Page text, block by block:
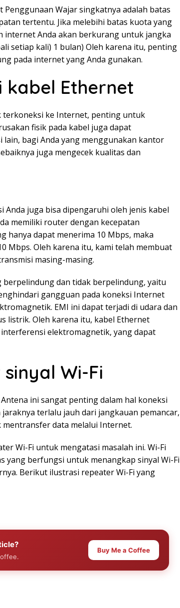
Penggunaan Wajar singkatnya adalah batas
tertentu. Jika melebihi batas kuota yang
internet Anda akan berkurang untuk jangka
setiap kali) 1 bulan) Oleh karena itu, penting
pada internet yang Anda gunakan.
kabel Ethernet
terkoneksi ke Internet, penting untuk
fisik pada kabel juga dapat
bagi Anda yang menggunakan kantor
juga mengecek kualitas dan
Anda juga bisa dipengaruhi oleh jenis kabel
memiliki router dengan kecepatan
hanya dapat menerima 10 Mbps, maka
Mbps. Oleh karena itu, kami telah membuat
masing-masing.
berpelindung dan tidak berpelindung, yaitu
gangguan pada koneksi Internet
EMI ini dapat terjadi di udara dan
listrik. Oleh karena itu, kabel Ethernet
elektromagnetik, yang dapat
Wi-Fi
ini sangat penting dalam hal koneksi
terlalu jauh dari jangkauan pemancar,
data melalui Internet.
Wi-Fi untuk mengatasi masalah ini. Wi-Fi
yang berfungsi untuk menangkap sinyal Wi-Fi
Berikut ilustrasi repeater Wi-Fi yang
Buy Me a Coffee